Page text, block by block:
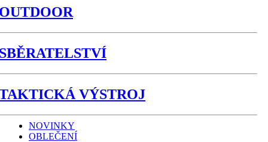
VÝSTROJ
NOVINKY
OBLEČENÍ